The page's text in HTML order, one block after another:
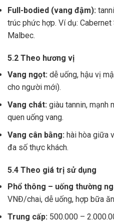
Full-bodied (vang đậm):
trúc phức hợp. Ví dụ:
Malbec.
5.2 Theo hương vị
Vang ngọt: dễ uống, hậu vị
cho người mới).
Vang chát: giàu tannin, mạnh
quen uống vang.
Vang cân bằng: hài hòa giữa
đa số thực khách.
5.4 Theo giá trị sử dụng
Phổ thông – uống thường
VNĐ/chai, dễ uống, hợp bữa
Trung cấp: 500.000 –